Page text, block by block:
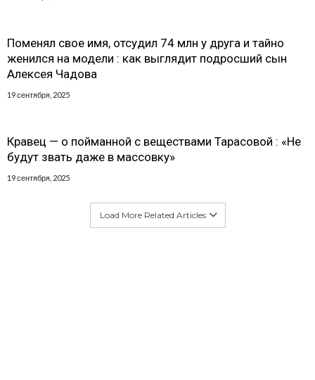
Поменял свое имя, отсудил 74 млн у друга и тайно
женился на модели : как выглядит подросший сын
Алексея Чадова
19 сентября, 2025
Кравец — о пойманной с веществами Тарасовой : «Не
будут звать даже в массовку»
19 сентября, 2025
Load More Related Articles